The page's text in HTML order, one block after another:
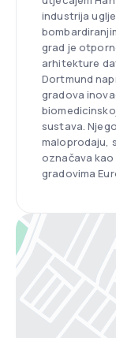
industrija
grad je
arhitekture
Dortmund
gradova
sustava.
maloprodaju,
označava kao
gradovima